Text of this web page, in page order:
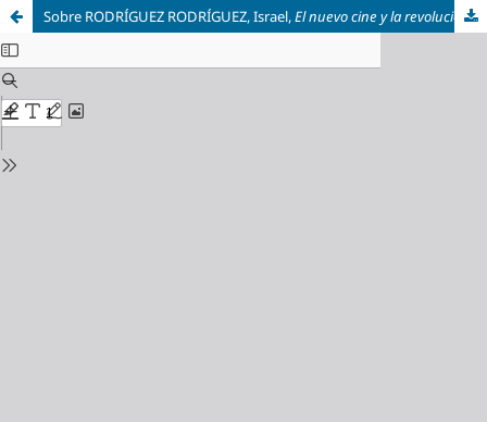
Sobre RODRÍGUEZ RODRÍGUEZ, Israel,El nuevo cine y la revolución congelada. Historia política del cine mexicano en los setenta